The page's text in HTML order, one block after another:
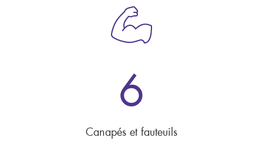
6
Canapés et fauteuils